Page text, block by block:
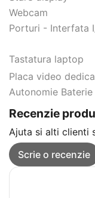
Webcam
Porturi - Interfata
Tastatura laptop
Placa video
Autonomie Baterie
Recenzie
Ajuta si alti clienti
Scrie o recenzie